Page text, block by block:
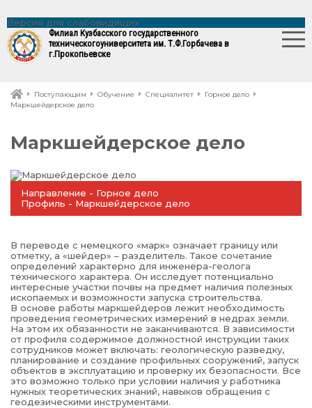
Версия для слабовидящих
Филиал Кузбасского государственного
техническогоуниверситета им. Т.Ф.Горбачева в
г.Прокопьевске
Поступающим Обучение Специалитет
Горное дело
Маркшейдерское дело
Маркшейдерское дело
Направление - Горное дело
Профиль - Маркшейдерское дело
В переводе с немецкого «марк» означает границу или
отметку, а «шейдер» – разделитель. Такое сочетание
определений характерно для инженера-геолога
технического характера. Он исследует потенциально
интересные участки почвы на предмет наличия полезных
ископаемых и возможности запуска строительства.
В основе работы маркшейдеров лежит необходимость
проведения геометрических измерений в недрах земли.
На этом их обязанности не заканчиваются. В зависимости
от профиля содержимое должностной инструкции таких
сотрудников может включать: геологическую разведку,
планирование и создание профильных сооружений, запуск
объектов в эксплуатацию и проверку их безопасности. Все
это возможно только при условии наличия у работника
нужных теоретических знаний, навыков обращения с
геодезическими инструментами.